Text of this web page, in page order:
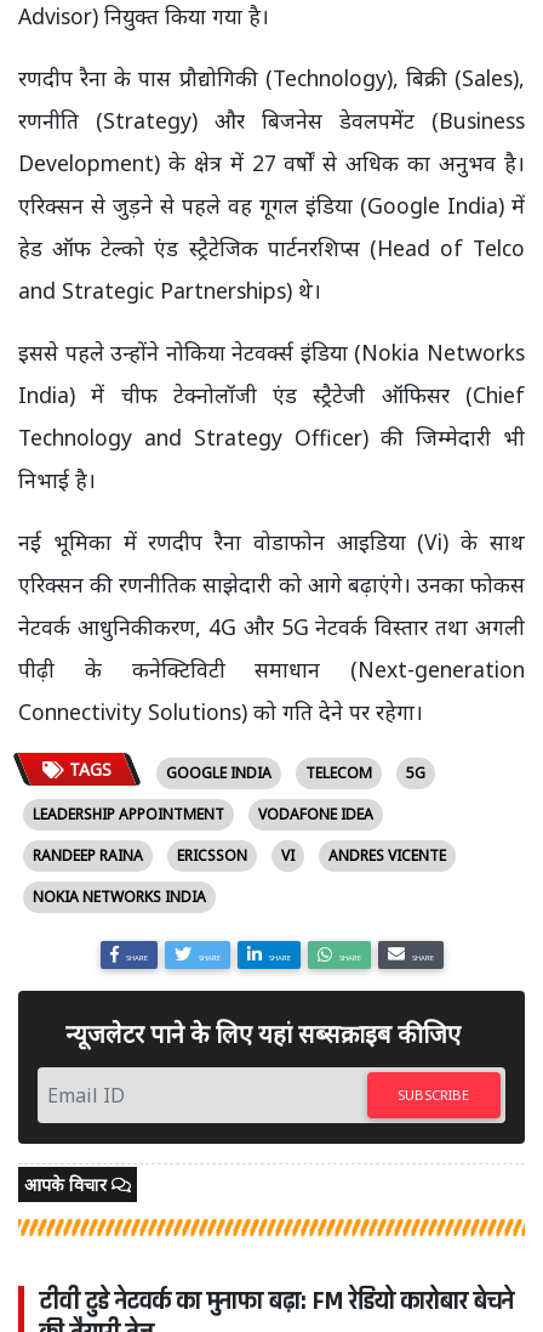
Advisor) नियुक्त किया गया है।
रणदीप रैना के पास प्रौद्योगिकी (Technology), बिक्री (Sales),
रणनीति (Strategy) और बिजनेस डेवलपमेंट (Business
Development) के क्षेत्र में 27 वर्षों से अधिक का अनुभव है।
एरिक्सन से जुड़ने से पहले वह गूगल इंडिया (Google India) में
हेड ऑफ टेल्को एंड स्ट्रैटेजिक पार्टनरशिप्स (Head of Telco
and Strategic Partnerships) थे।
इससे पहले उन्होंने नोकिया नेटवर्क्स इंडिया (Nokia Networks
India) में चीफ टेक्नोलॉजी एंड स्ट्रैटेजी ऑफिसर (Chief
Technology and Strategy Officer) की जिम्मेदारी भी
निभाई है।
नई भूमिका में रणदीप रैना वोडाफोन आइडिया (Vi) के साथ
एरिक्सन की रणनीतिक साझेदारी को आगे बढ़ाएंगे। उनका फोकस
नेटवर्क आधुनिकीकरण, 4G और 5G नेटवर्क विस्तार तथा अगली
पीढ़ी के कनेक्टिविटी समाधान (Next-generation
Connectivity Solutions) को गति देने पर रहेगा।
TAGS GOOGLE INDIA TELECOM
5G
LEADERSHIP APPOINTMENT
VODAFONE IDEA
RANDEEP RAINA
ERICSSON VI
ANDRES VICENTE
NOKIA NETWORKS INDIA
SHARE SHARE SHARE SHARE SHARE
न्यूजलेटर पाने के लिए यहां सब्सक्राइब कीजिए
SUBSCRIBE
आपके विचार
टीवी टुडे नेटवर्क का मुनाफा बढ़ा: FM रेडियो कारोबार बेचने